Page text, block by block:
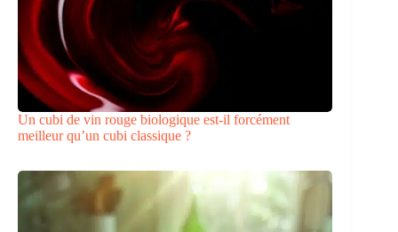
Un cubi de vin rouge biologique est-il forcément
meilleur qu’un cubi classique ?